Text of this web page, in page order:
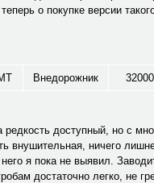
о покупке версии
Внедорожник 32000
доступный, но с
внушительная, ничего
я пока не выявил.
достаточно легко, не